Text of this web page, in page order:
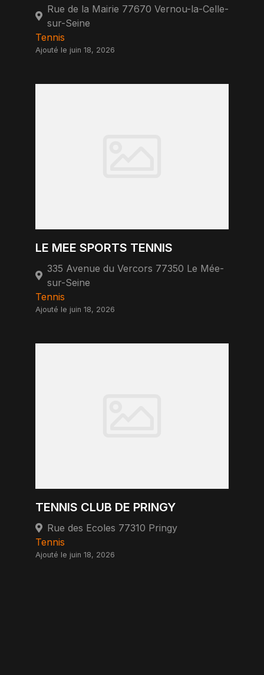
Rue de la Mairie 77670 Vernou-la-Celle-
sur-Seine
Tennis
Ajouté le juin 18, 2026
LE MEE SPORTS TENNIS
335 Avenue du Vercors 77350 Le Mée-
sur-Seine
Tennis
Ajouté le juin 18, 2026
TENNIS CLUB DE PRINGY
Rue des Ecoles 77310 Pringy
Tennis
Ajouté le juin 18, 2026